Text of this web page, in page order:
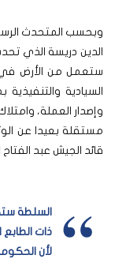
وبحسب المتحدث
الدين دريسة الذي
ستعمل من الأرض في
السيادية
وإصدار العملة،
مستقلة بعيدا عن
قائد الجيش عبد الفتاح البرهان في
السلطة
ذات
لأن